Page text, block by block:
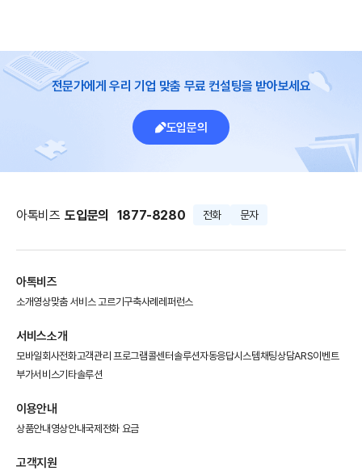
전문가에게 우리 기업 맞춤 무료 컨설팅을 받아보세요
도입문의
아톡비즈 도입문의 1877-8280 전화 문자
아톡비즈
소개영상맞춤 서비스 고르기구축사례 레퍼런스
서비스소개
모바일회사전화고객관리 프로그램콜센터솔루션자동응답시스템채팅상담ARS이벤트
부가서비스기타솔루션
이용안내
상품안내 영상안내국제전화 요금
고객지원